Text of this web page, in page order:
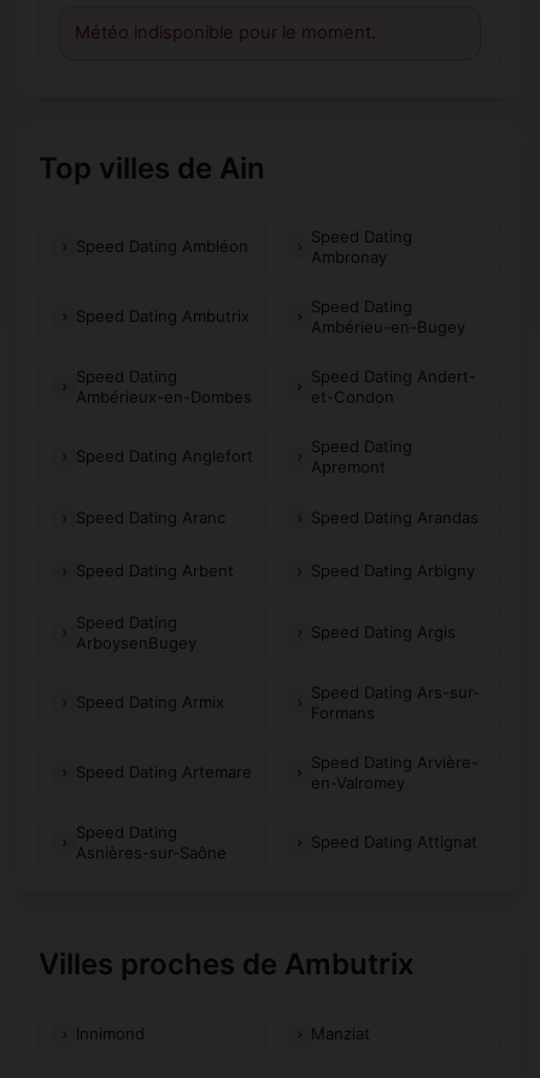
Météo indisponible pour le moment.
Top villes de Ain
Speed Dating Ambléon
Speed Dating
Ambronay
Speed Dating Ambutrix
Speed Dating
Ambérieu-en-Bugey
Speed Dating
Ambérieux-en-Dombes
Speed Dating Andert-
et-Condon
Speed Dating Anglefort
Speed Dating
Apremont
Speed Dating Aranc Speed Dating Arandas
Speed Dating Arbent Speed Dating Arbigny
Speed Dating
ArboysenBugey
Speed Dating Argis
Speed Dating Armix
Speed Dating Ars-sur-
Formans
Speed Dating Artemare
Speed Dating Arvière-
en-Valromey
Speed Dating
Asnières-sur-Saône
Speed Dating Attignat
Villes proches de Ambutrix
Innimond Manziat